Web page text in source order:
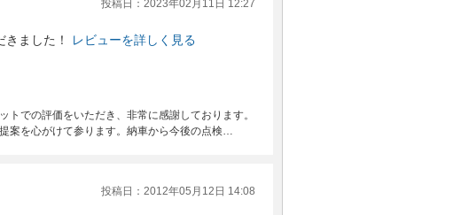
投稿日：2023年02月11日 12:27
ました！ レビューを詳しく見る
での評価をいただき、非常に感謝しております。
案を心がけて参ります。納車から今後の点検…
投稿日：2012年05月12日 14:08